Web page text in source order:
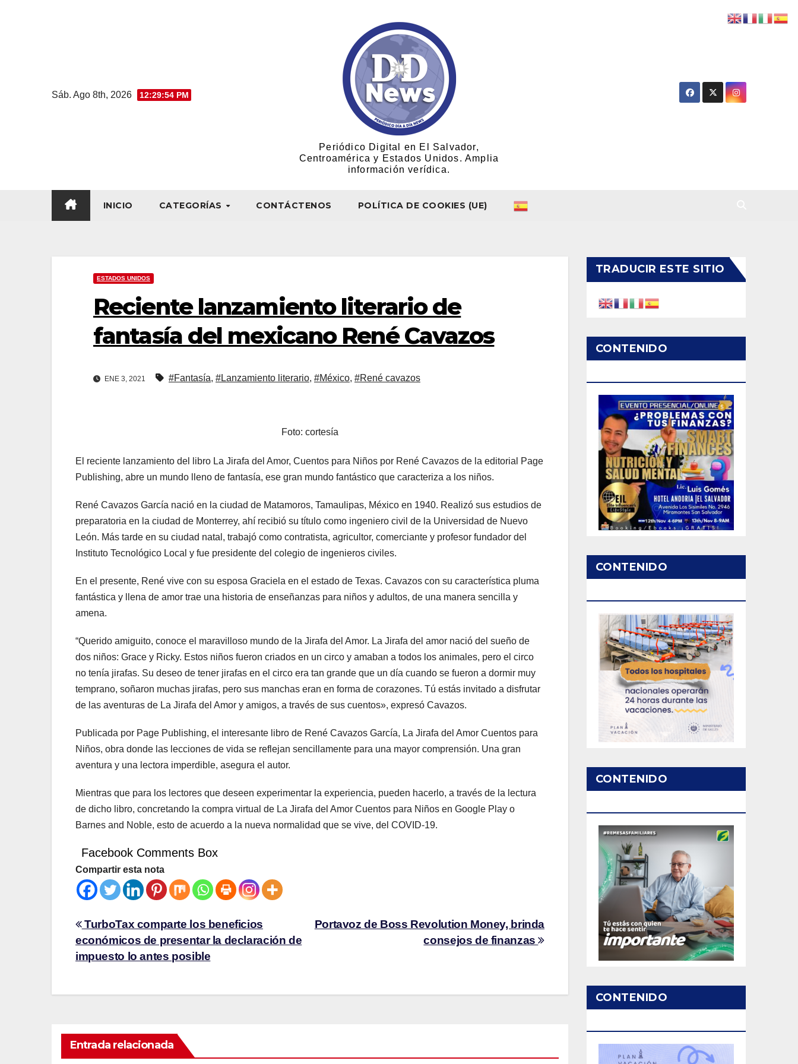
Sáb. Ago 8th, 2026 12:29:55 PM
Periódico Digital en El Salvador,
Centroamérica y Estados Unidos. Amplia
información verídica.
INICIO CATEGORÍAS CONTÁCTENOS POLÍTICA DE COOKIES (UE)
ESTADOS UNIDOS
Reciente lanzamiento literario de
fantasía del mexicano René Cavazos
ENE 3, 2021 #Fantasía, #Lanzamiento literario, #México, #René cavazos
Foto: cortesía
El reciente lanzamiento del libro La Jirafa del Amor, Cuentos para Niños por René Cavazos de la editorial Page
Publishing, abre un mundo lleno de fantasía, ese gran mundo fantástico que caracteriza a los niños.
René Cavazos García nació en la ciudad de Matamoros, Tamaulipas, México en 1940. Realizó sus estudios de
preparatoria en la ciudad de Monterrey, ahí recibió su título como ingeniero civil de la Universidad de Nuevo
León. Más tarde en su ciudad natal, trabajó como contratista, agricultor, comerciante y profesor fundador del
Instituto Tecnológico Local y fue presidente del colegio de ingenieros civiles.
En el presente, René vive con su esposa Graciela en el estado de Texas. Cavazos con su característica pluma
fantástica y llena de amor trae una historia de enseñanzas para niños y adultos, de una manera sencilla y
amena.
“Querido amiguito, conoce el maravilloso mundo de la Jirafa del Amor. La Jirafa del amor nació del sueño de
dos niños: Grace y Ricky. Estos niños fueron criados en un circo y amaban a todos los animales, pero el circo
no tenía jirafas. Su deseo de tener jirafas en el circo era tan grande que un día cuando se fueron a dormir muy
temprano, soñaron muchas jirafas, pero sus manchas eran en forma de corazones. Tú estás invitado a disfrutar
de las aventuras de La Jirafa del Amor y amigos, a través de sus cuentos», expresó Cavazos.
Publicada por Page Publishing, el interesante libro de René Cavazos García, La Jirafa del Amor Cuentos para
Niños, obra donde las lecciones de vida se reflejan sencillamente para una mayor comprensión. Una gran
aventura y una lectora imperdible, asegura el autor.
Mientras que para los lectores que deseen experimentar la experiencia, pueden hacerlo, a través de la lectura
de dicho libro, concretando la compra virtual de La Jirafa del Amor Cuentos para Niños en Google Play o
Barnes and Noble, esto de acuerdo a la nueva normalidad que se vive, del COVID-19.
Facebook Comments Box
Compartir esta nota
Portavoz de Boss Revolution Money, brinda
consejos de finanzas
TurboTax comparte los beneficios
económicos de presentar la declaración de
impuesto lo antes posible
Entrada relacionada
TRADUCIR ESTE SITIO
CONTENIDO
CONTENIDO
CONTENIDO
CONTENIDO